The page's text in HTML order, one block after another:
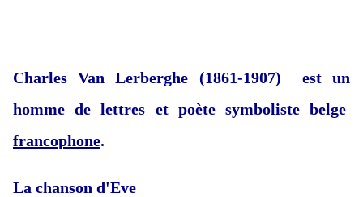
Charles Van Lerberghe (1861-1907) est un
homme de lettres et poète symboliste belge
francophone.
La chanson d'Eve